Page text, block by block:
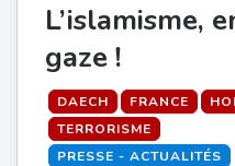
L’islamisme,
gaze !
DAECH FRANCE
TERRORISME
PRESSE - ACTUALITÉS